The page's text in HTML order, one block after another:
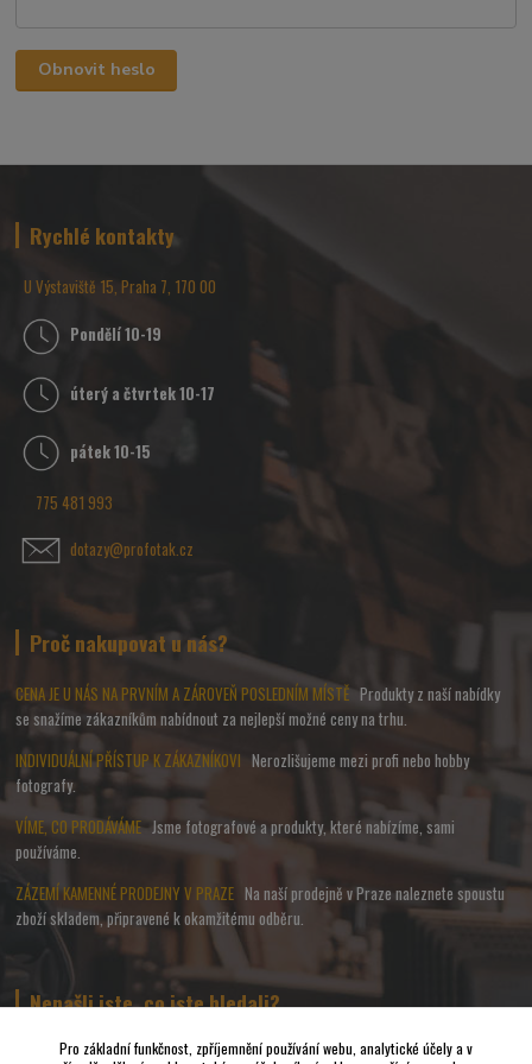
Obnovit heslo
Rychlé kontakty
U Výstaviště 15, Praha 7, 170 00
Pondělí 10-19
úterý a čtvrtek 10-17
pátek 10-15
775 481 993
dotazy@profotak.cz
Proč nakupovat u nás?
CENA JE U NÁS NA PRVNÍM A ZÁROVEŇ POSLEDNÍM MÍSTĚ Produkty z naší nabídky
se snažíme zákazníkům nabídnout za nejlepší možné ceny na trhu.
INDIVIDUÁLNÍ PŘÍSTUP K ZÁKAZNÍKOVINerozlišujeme mezi profi nebo hobby
fotografy.
VÍME, CO PRODÁVÁMEJsme fotografové a produkty, které nabízíme, sami
používáme.
ZÁZEMÍ KAMENNÉ PRODEJNY V PRAZENa naší prodejně v Praze naleznete spoustu
zboží skladem, připravené k okamžitému odběru.
Nenašli jste, co jste hledali?
Pro základní funkčnost, zpříjemnění používání webu, analytické účely a v